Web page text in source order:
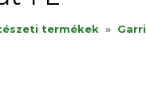
termékek » Garri